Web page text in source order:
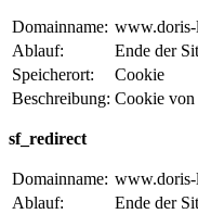
Domainname: www.doris-
Ablauf:
Ende der
Speicherort:
Cookie
Beschreibung: Cookie von
sf_redirect
Domainname: www.doris-
Ablauf:
Ende der